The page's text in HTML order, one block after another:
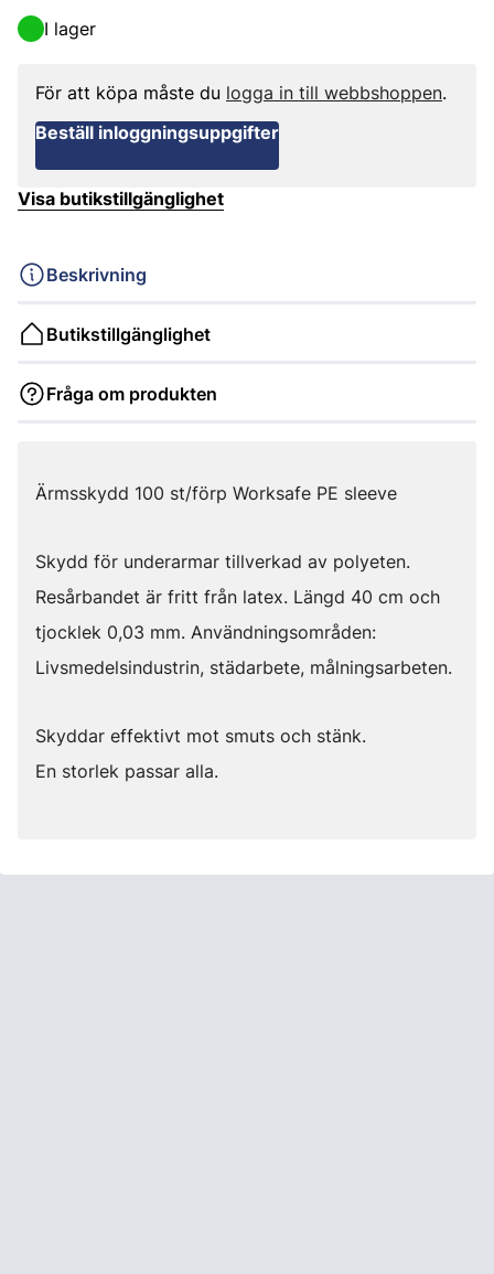
I lager
För att köpa måste du logga in till webbshoppen.
Beställ inloggningsuppgifter
Visa butikstillgänglighet
Beskrivning
Butikstillgänglighet
Fråga om produkten
Ärmsskydd 100 st/förp Worksafe PE sleeve
Skydd för underarmar tillverkad av polyeten.
Resårbandet är fritt från latex. Längd 40 cm och
tjocklek 0,03 mm. Användningsområden:
Livsmedelsindustrin, städarbete, målningsarbeten.
Skyddar effektivt mot smuts och stänk.
En storlek passar alla.